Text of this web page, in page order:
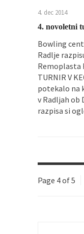
4. dec 2014
4. novoletni
Bowling
Radlje
Remoplasta
TURNIR V
potekalo na
v Radljah ob
razpisa si
Page 4 of 5